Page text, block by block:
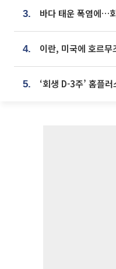
3. 바다 태운 폭염에…
4.
5.